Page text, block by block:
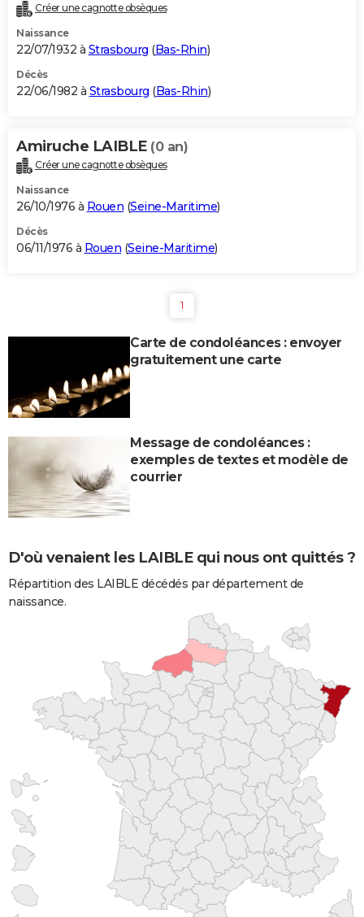
Créer une cagnotte obsèques
Naissance
22/07/1932 à Strasbourg (Bas-Rhin)
Décès
22/06/1982 à Strasbourg (Bas-Rhin)
Amiruche LAIBLE (0 an)
Créer une cagnotte obsèques
Naissance
26/10/1976 à Rouen (Seine-Maritime)
Décès
06/11/1976 à Rouen (Seine-Maritime)
1
Carte de condoléances : envoyer
gratuitement une carte
Message de condoléances :
exemples de textes et modèle de
courrier
D'où venaient les LAIBLE qui nous ont quittés ?
Répartition des LAIBLE décédés par département de
naissance.